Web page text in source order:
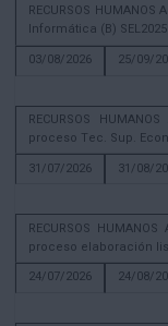
RECURSOS
Informática (B)
03/08/2026
25/09/
RECURSOS
proceso Tec. Sup.
31/07/2026
31/08/
RECURSOS
proceso elaboración
24/07/2026
24/08/